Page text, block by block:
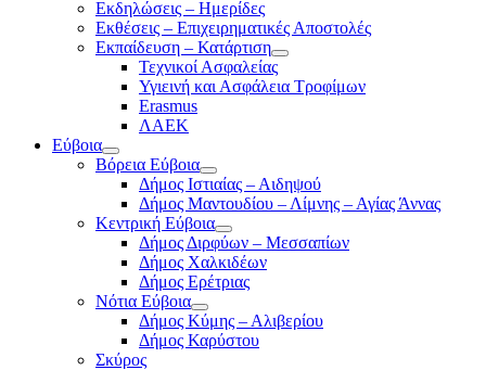
Εκδηλώσεις – Ημερίδες
Εκθέσεις – Επιχειρηματικές Αποστολές
Εκπαίδευση – Κατάρτιση
Τεχνικοί Ασφαλείας
Υγιεινή και Ασφάλεια Τροφίμων
Erasmus
ΛΑΕΚ
Εύβοια
Βόρεια Εύβοια
Δήμος Ιστιαίας – Αιδηψού
Δήμος Μαντουδίου – Λίμνης – Αγίας Άννας
Κεντρική Εύβοια
Δήμος Διρφύων – Μεσσαπίων
Δήμος Χαλκιδέων
Δήμος Ερέτριας
Νότια Εύβοια
Δήμος Κύμης – Αλιβερίου
Δήμος Καρύστου
Σκύρος